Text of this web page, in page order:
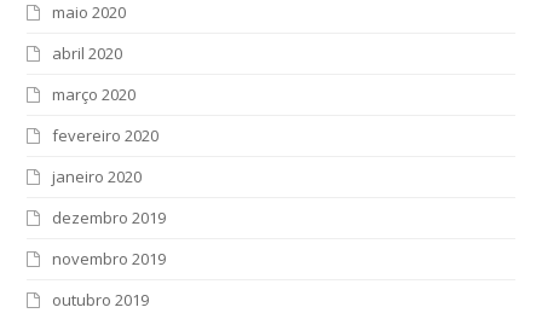
maio 2020
abril 2020
março 2020
fevereiro 2020
janeiro 2020
dezembro 2019
novembro 2019
outubro 2019